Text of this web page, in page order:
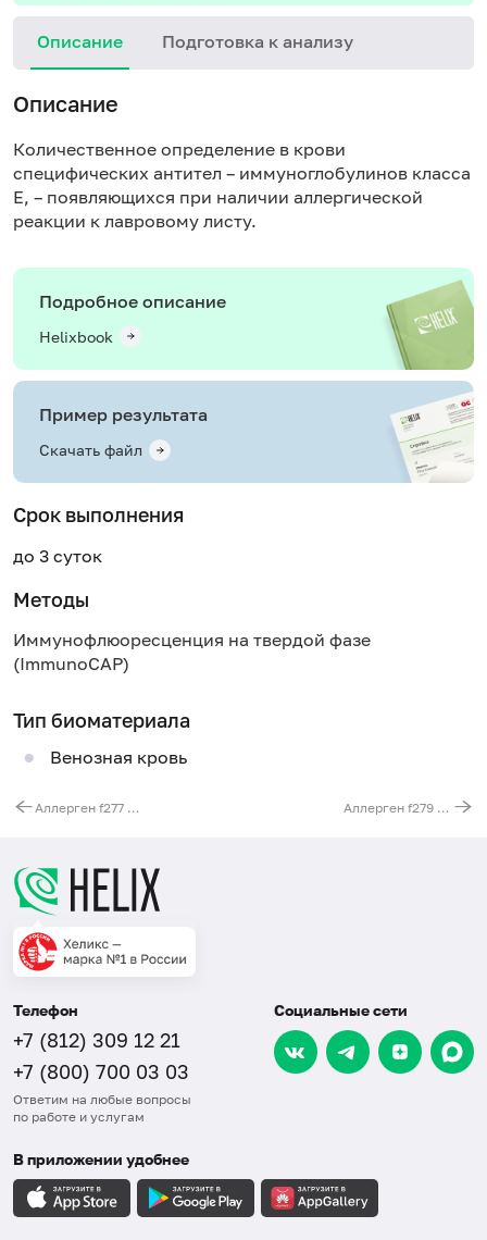
Описание Подготовка к анализу
Описание
Количественное определение в крови
специфических антител – иммуноглобулинов класса
E, – появляющихся при наличии аллергической
реакции к лавровому листу.
Подробное описание
Helixbook
Пример результата
Скачать файл
Срок выполнения
до 3 суток
Методы
Иммунофлюоресценция на твердой фазе
(ImmunoCAP)
Тип биоматериала
Венозная кровь
Аллерген f277 - укроп, IgE (ImmunoCAP) Аллерген f279 - чилийский перец, IgE (ImmunoCAP)
Телефон
+7 (812) 309 12 21
+7 (800) 700 03 03
Ответим на любые вопросы
по работе и услугам
Социальные сети
В приложении удобнее